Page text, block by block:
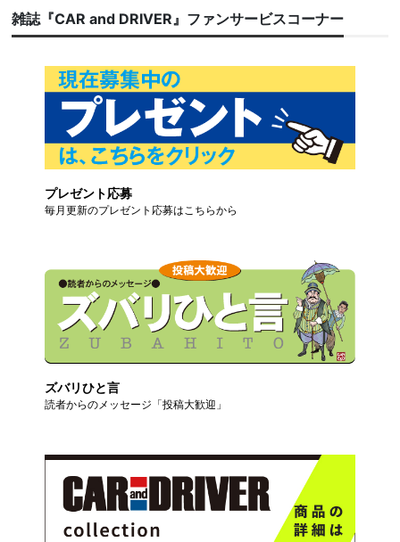
雑誌『CAR and DRIVER』ファンサービスコーナー
プレゼント応募
毎月更新のプレゼント応募はこちらから
ズバリひと言
読者からのメッセージ「投稿大歓迎」